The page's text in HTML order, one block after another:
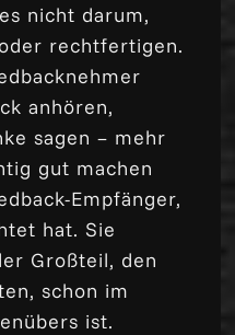
nicht darum,
rechtfertigen.
anhören,
sagen – mehr
gut machen
Empfänger,
hat. Sie
Großteil, den
schon im
ist.